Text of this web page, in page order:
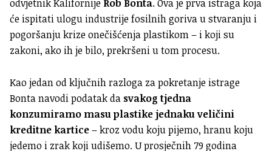
odvjetnik Kalifornije Rob Bonta. Ova je prva istraga koja
će ispitati ulogu industrije fosilnih goriva u stvaranju i
pogoršanju krize onečišćenja plastikom – i koji su
zakoni, ako ih je bilo, prekršeni u tom procesu.
Kao jedan od ključnih razloga za pokretanje istrage
Bonta navodi podatak da svakog tjedna
konzumiramo masu plastike jednaku veličini
kreditne kartice– kroz vodu koju pijemo, hranu koju
jedemo i zrak koji udišemo. U prosječnih 79 godina